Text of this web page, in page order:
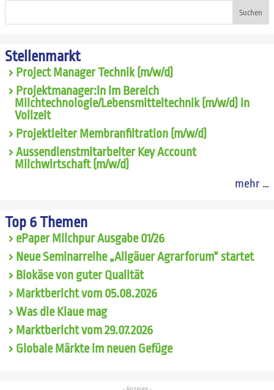
Suchen
Stellenmarkt
Project Manager Technik (m/w/d)
Projektmanager:in im Bereich
Milchtechnologie/Lebensmitteltechnik (m/w/d) in
Vollzeit
Projektleiter Membranfiltration (m/w/d)
Aussendienstmitarbeiter Key Account
Milchwirtschaft (m/w/d)
mehr …
Top 6 Themen
ePaper Milchpur Ausgabe 01/26
Neue Seminarreihe „Allgäuer Agrarforum“ startet
Biokäse von guter Qualität
Marktbericht vom 05.08.2026
Was die Klaue mag
Marktbericht vom 29.07.2026
Globale Märkte im neuen Gefüge